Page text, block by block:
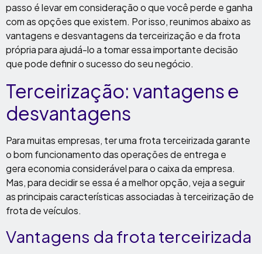
passo é levar em consideração o que você perde e ganha
com as opções que existem. Por isso, reunimos abaixo as
vantagens e desvantagens da terceirização e da frota
própria para ajudá-lo a tomar essa importante decisão
que pode definir o sucesso do seu negócio.
Terceirização: vantagens e
desvantagens
Para muitas empresas, ter uma frota terceirizada garante
o bom funcionamento das operações de entrega e
gera economia considerável para o caixa da empresa.
Mas, para decidir se essa é a melhor opção, veja a seguir
as principais características associadas à terceirização de
frota de veículos.
Vantagens da frota terceirizada